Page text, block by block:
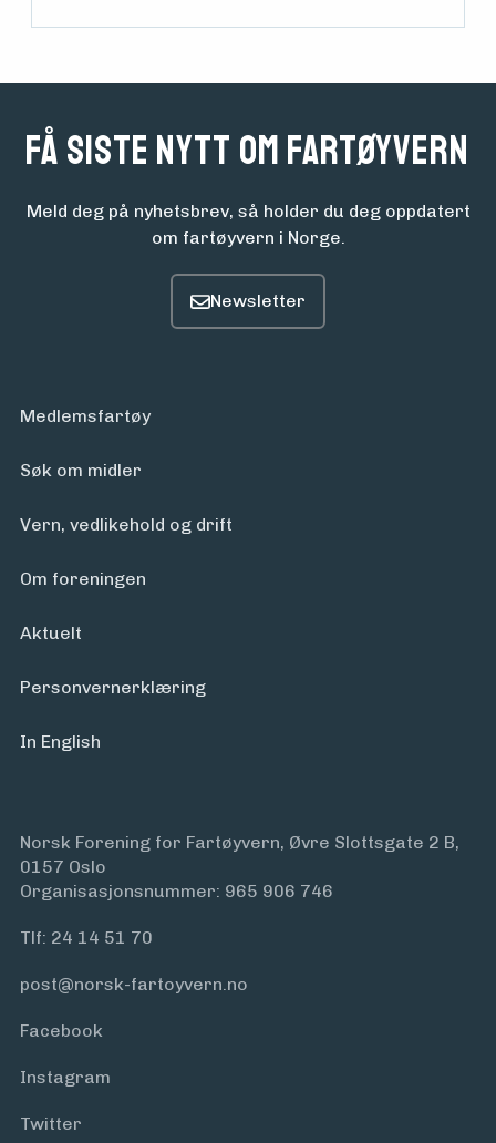
Få siste nytt om fartøyvern
Meld deg på nyhetsbrev, så holder du deg oppdatert
om fartøyvern i Norge.
Medlemsfartøy
Søk om midler
Vern, vedlikehold og drift
Om foreningen
Aktuelt
Personvern­erklæring
In English
Norsk Forening for Fartøyvern, Øvre Slottsgate 2 B,
0157 Oslo
Organisasjonsnummer: 965 906 746
Tlf: 24 14 51 70
post@norsk-fartoyvern.no
Facebook
Instagram
Twitter